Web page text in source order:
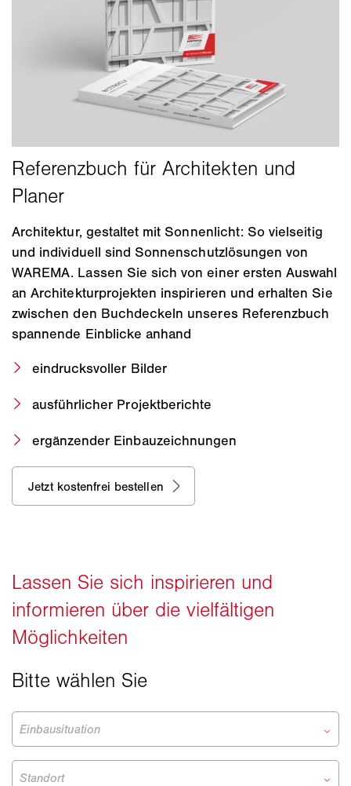
Architektur, gestaltet mit Sonnenlicht: So vielseitig
und individuell sind Sonnenschutzlösungen von
WAREMA. Lassen Sie sich von einer ersten Auswahl
an Architekturprojekten inspirieren und erhalten Sie
zwischen den Buchdeckeln unseres Referenzbuch
spannende Einblicke anhand
eindrucksvoller Bilder
ausführlicher Projektberichte
ergänzender Einbauzeichnungen